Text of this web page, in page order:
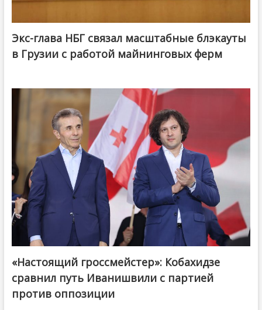
Экс-глава НБГ связал масштабные блэкауты
в Грузии с работой майнинговых ферм
@ქართული ოცნება / Georgian Dream
«Настоящий гроссмейстер»: Кобахидзе
сравнил путь Иванишвили с партией
против оппозиции